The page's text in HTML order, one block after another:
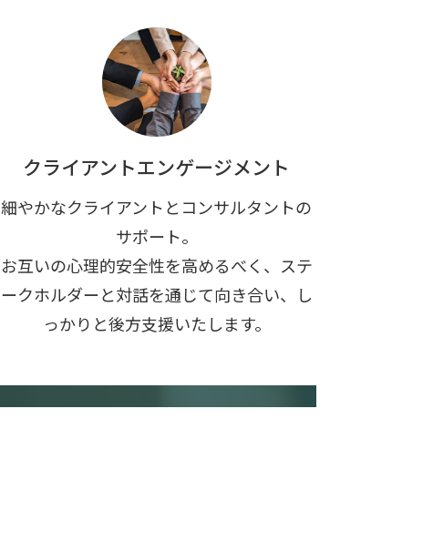
クライアントエンゲージメント
細やかなクライアントとコンサルタントの
サポート。
お互いの心理的安全性を高めるべく、ステ
ークホルダーと対話を通じて向き合い、し
っかりと後方支援いたします。